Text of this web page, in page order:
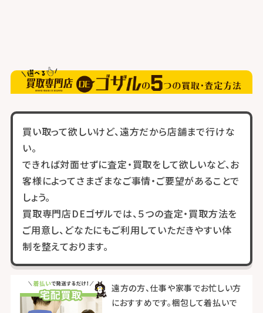
買い取って欲しいけど、遠方だから店舗まで行けな
い。
できれば対面せずに査定・買取をして欲しいなど、お
客様によってさまざまなご事情・ご要望があることで
しょう。
買取専門店DEゴザルでは、５つの査定・買取方法を
ご用意し、どなたにもご利用していただきやすい体
制を整えております。
遠方の方、仕事や家事でお忙しい方
におすすめです。梱包して着払いで